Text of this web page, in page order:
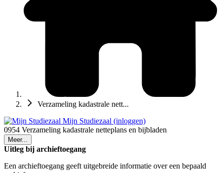
Verzameling kadastrale nett...
Mijn Studiezaal (inloggen)
0954 Verzameling kadastrale netteplans en bijbladen
Meer...
Uitleg bij archieftoegang
Een archieftoegang geeft uitgebreide informatie over een bepaald